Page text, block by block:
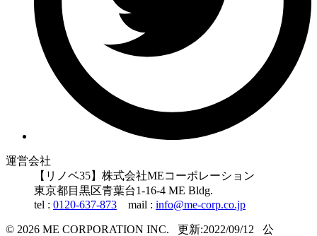
運営会社
【リノベ35】株式会社MEコーポレーション
東京都目黒区青葉台1-16-4 ME Bldg.
tel : 0120-637-873 mail : info@me-corp.co.jp
© 2026 ME CORPORATION INC. 更新:2022/09/12 公